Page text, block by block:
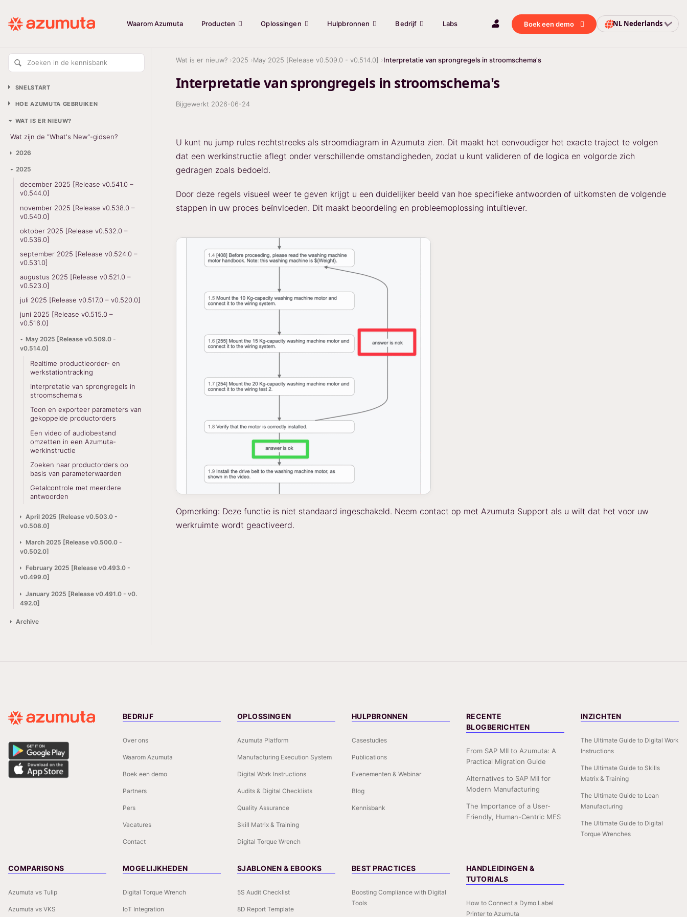
Waarom Azumuta Producten Oplossingen Hulpbronnen Bedrijf Labs Boek een demo NL Nederlands
Zoeken in de kennisbank
SNELSTART
HOE AZUMUTA GEBRUIKEN
WAT IS ER NIEUW?
Wat zijn de "What's New"-gidsen?
2026
2025
december 2025 [Release v0.541.0 –
v0.544.0]
november 2025 [Release v0.538.0 –
v0.540.0]
oktober 2025 [Release v0.532.0 –
v0.536.0]
september 2025 [Release v0.524.0 –
v0.531.0]
augustus 2025 [Release v0.521.0 –
v0.523.0]
juli 2025 [Release v0.517.0 – v0.520.0]
juni 2025 [Release v0.515.0 –
v0.516.0]
May 2025 [Release v0.509.0 -
v0.514.0]
Realtime productieorder- en
werkstationtracking
Interpretatie van sprongregels in
stroomschema's
Toon en exporteer parameters van
gekoppelde productorders
Een video of audiobestand
omzetten in een Azumuta-
werkinstructie
Zoeken naar productorders op
basis van parameterwaarden
Getalcontrole met meerdere
antwoorden
April 2025 [Release v0.503.0 -
v0.508.0]
March 2025 [Release v0.500.0 -
v0.502.0]
February 2025 [Release v0.493.0 -
v0.499.0]
January 2025 [Release v0.491.0 - v0.
492.0]
Archive
Wat is er nieuw? 2025 May 2025 [Release v0.509.0 - v0.514.0] Interpretatie van sprongregels in stroomschema's
Interpretatie van sprongregels in stroomschema's
Bijgewerkt 2026-06-24
U kunt nu jump rules rechtstreeks als stroomdiagram in Azumuta zien. Dit maakt het eenvoudiger het exacte traject te volgen
dat een werkinstructie aflegt onder verschillende omstandigheden, zodat u kunt valideren of de logica en volgorde zich
gedragen zoals bedoeld.
Door deze regels visueel weer te geven krijgt u een duidelijker beeld van hoe specifieke antwoorden of uitkomsten de volgende
stappen in uw proces beïnvloeden. Dit maakt beoordeling en probleemoplossing intuïtiever.
Opmerking: Deze functie is niet standaard ingeschakeld. Neem contact op met Azumuta Support als u wilt dat het voor uw
werkruimte wordt geactiveerd.
BEDRIJF
Over ons
Waarom Azumuta
Boek een demo
Partners
Pers
Vacatures
Contact
OPLOSSINGEN
Azumuta Platform
Manufacturing Execution System
Digital Work Instructions
Audits & Digital Checklists
Quality Assurance
Skill Matrix & Training
Digital Torque Wrench
HULPBRONNEN
Casestudies
Publications
Evenementen & Webinar
Blog
Kennisbank
RECENTE
BLOGBERICHTEN
From SAP MII to Azumuta: A
Practical Migration Guide
Alternatives to SAP MII for
Modern Manufacturing
The Importance of a User-
Friendly, Human-Centric MES
INZICHTEN
The Ultimate Guide to Digital Work
Instructions
The Ultimate Guide to Skills
Matrix & Training
The Ultimate Guide to Lean
Manufacturing
The Ultimate Guide to Digital
Torque Wrenches
COMPARISONS
Azumuta vs Tulip
Azumuta vs VKS
MOGELIJKHEDEN
Digital Torque Wrench
IoT Integration
SJABLONEN & EBOOKS
5S Audit Checklist
8D Report Template
BEST PRACTICES
Boosting Compliance with Digital
Tools
HANDLEIDINGEN &
TUTORIALS
How to Connect a Dymo Label
Printer to Azumuta